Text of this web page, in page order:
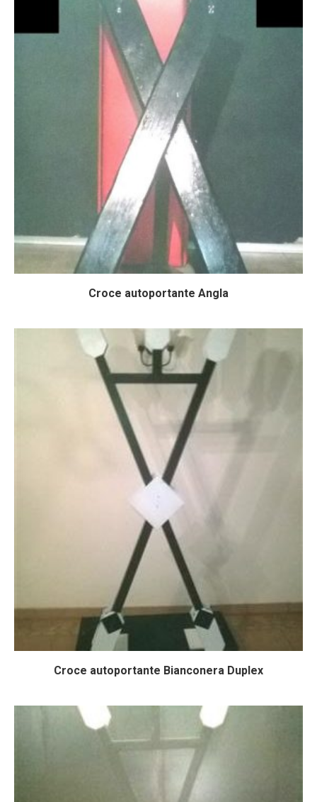
Croce autoportante Angla
Croce autoportante Bianconera Duplex